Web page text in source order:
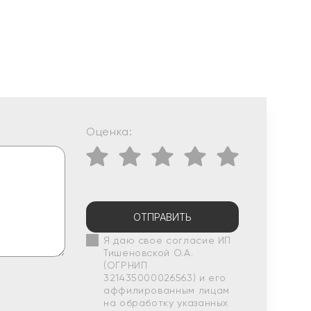
Оценка:
ОТПРАВИТЬ
Я даю свое согласие ИП
Тишеновской О.А.
(ОГРНИП
321435000026563) и его
аффилированным лицам
на обработку указанных